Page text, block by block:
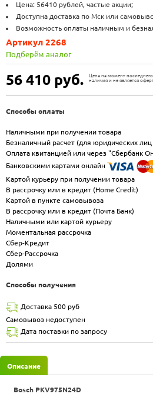
Цена: 56410 рублей, частые акции;
Доступна доставка по Мск или
Возможность оплаты наличным и
56 410 руб.
Цена на момент последнего
наличия и не является
Артикул 2268
Подберём аналог
Способы оплаты
Наличными при получении товара
Безналичный расчет (для юридических
Оплата квитанцией или через "Сбербанк
Банковскими картами онлайн
Картой курьеру при получении товара
В рассрочку или в кредит (Home Credit)
Картой в пункте самовывоза
В рассрочку или в кредит (Почта Банк)
Наличными или картой курьеру
Моментальная рассрочка
Сбер-Кредит
Сбер-Рассрочка
Долями
Способы получения
Доставка 500 руб
Самовывоз недоступен
Дата поставки по запросу
Описание
Bosch PKV975N24D